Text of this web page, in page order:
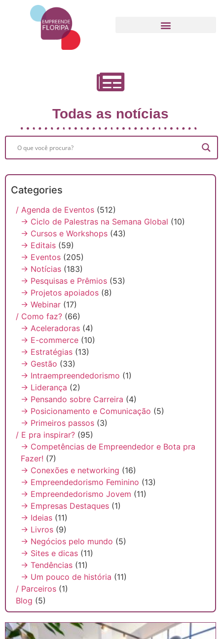
Todas as notícias
Categories
/ Agenda de Eventos (512)
→ Ciclo de Palestras na Semana Global (10)
→ Cursos e Workshops (43)
→ Editais (59)
→ Eventos (205)
→ Notícias (183)
→ Pesquisas e Prêmios (53)
→ Projetos apoiados (8)
→ Webinar (17)
/ Como faz? (66)
→ Aceleradoras (4)
→ E-commerce (10)
→ Estratégias (13)
→ Gestão (33)
→ Intraempreendedorismo (1)
→ Liderança (2)
→ Pensando sobre Carreira (4)
→ Posicionamento e Comunicação (5)
→ Primeiros passos (3)
/ E pra inspirar? (95)
→ Competências de Empreendedor e Bota pra
Fazer! (7)
→ Conexões e networking (16)
→ Empreendedorismo Feminino (13)
→ Empreendedorismo Jovem (11)
→ Empresas Destaques (1)
→ Ideias (11)
→ Livros (9)
→ Negócios pelo mundo (5)
→ Sites e dicas (11)
→ Tendências (11)
→ Um pouco de história (11)
/ Parceiros (1)
Blog (5)